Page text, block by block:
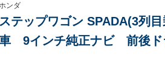
ンダ
ステップワゴン SPADA(3列
9インチ純正ナビ 前後